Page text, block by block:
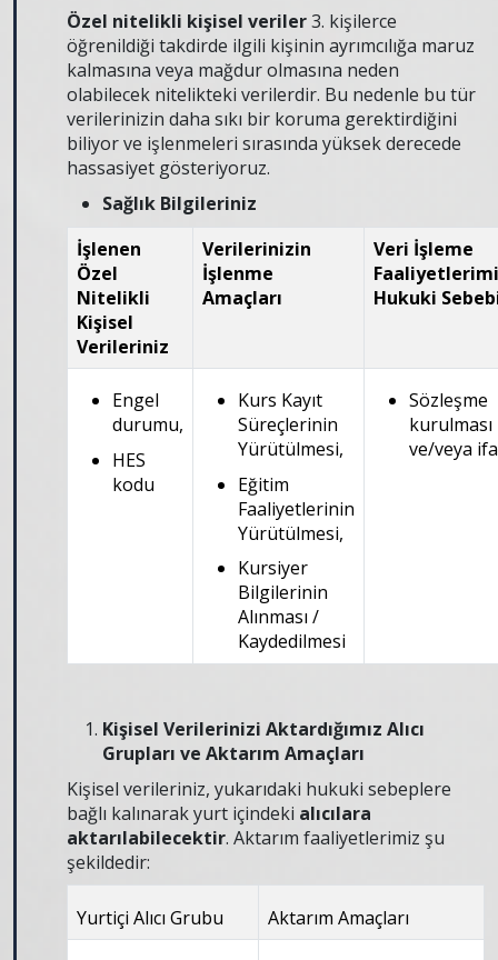
Özel nitelikli kişisel veriler3. kişilerce
öğrenildiği takdirde ilgili kişinin ayrımcılığa maruz
kalmasına veya mağdur olmasına neden
olabilecek nitelikteki verilerdir. Bu nedenle bu tür
verilerinizin daha sıkı bir koruma gerektirdiğini
biliyor ve işlenmeleri sırasında yüksek derecede
hassasiyet gösteriyoruz.
Sağlık Bilgileriniz
İşlenen
Özel
Nitelikli
Kişisel
Verileriniz
Verilerinizin
İşlenme
Amaçları
Veri İşleme
Hukuki
Engel
durumu,
HES
kodu
Kurs Kayıt
Süreçlerinin
Yürütülmesi,
Eğitim
Faaliyetlerinin
Yürütülmesi,
Kursiyer
Bilgilerinin
Alınması /
Kaydedilmesi
Sözleşme
kurulması
ve/veya
Kişisel Verilerinizi Aktardığımız Alıcı
Grupları ve Aktarım Amaçları
Kişisel verileriniz, yukarıdaki hukuki sebeplere
bağlı kalınarak yurt içindeki alıcılara
aktarılabilecektir. Aktarım faaliyetlerimiz şu
şekildedir:
Yurtiçi Alıcı Grubu Aktarım Amaçları